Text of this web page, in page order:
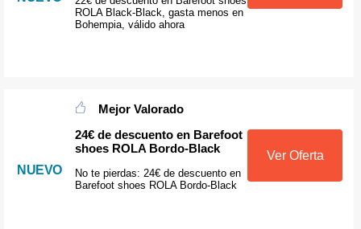
ROLA Black-Black, gasta menos en
Bohempia, válido ahora
NUEVO
Mejor Valorado
24€ de descuento en Barefoot
shoes ROLA Bordo-Black
No te pierdas: 24€ de descuento en
Barefoot shoes ROLA Bordo-Black
Ver Oferta